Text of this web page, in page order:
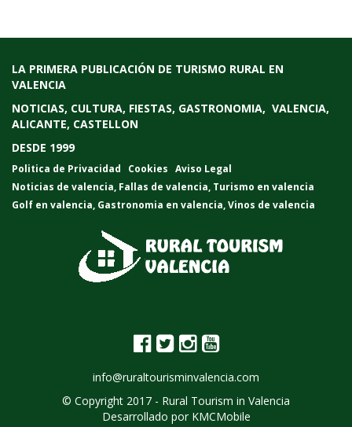
LA PRIMERA PUBLICACIÓN DE TURISMO RURAL EN
VALENCIA
NOTICIAS, CULTURA, FIESTAS, GASTRONOMIA, VALENCIA,
ALICANTE, CASTELLON
DESDE 1999
Politica de Privacidad Cookies Aviso Legal
Noticias de valencia, Fallas de valencia, Turismo en valencia
Golf en valencia, Gastronomia en valencia,Vinos de valencia
info@ruraltourisminvalencia.com
© Copyright 2017 - Rural Tourism in Valencia
Desarrollado por KMCMobile